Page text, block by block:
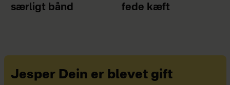
særligt bånd
fede kæft
Jesper Dein er blevet gift